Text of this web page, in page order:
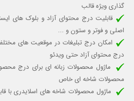
گذاری ویژه قالب
قابلیت درج محتوای آزاد و بلوک های
اصلی و فوتر و ستون و ...
امکان درج تبلیغات در موقعیت های
درج محتوای آزاد حتی ویدئو
ماژول محصولات زبانه ای برای درج
محصولات شاخه ای خاص
ماژول محصولات شاخه های اسلایدری با